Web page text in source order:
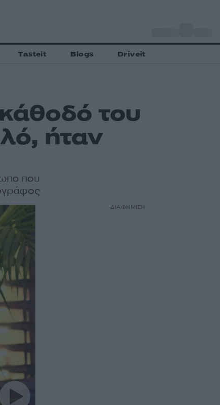
Tasteit Blogs Driveit
του
ήταν
που
ΔΙΑΦΗΜΙΣΗ